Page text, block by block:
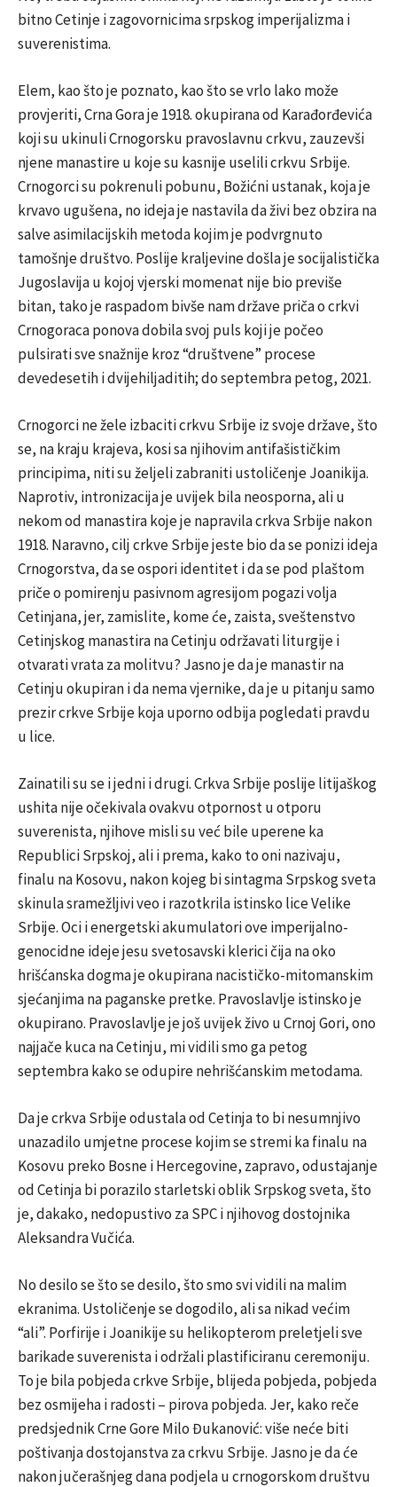
bitno Cetinje i zagovornicima srpskog imperijalizma i
suverenistima.
Elem, kao što je poznato, kao što se vrlo lako može
provjeriti, Crna Gora je 1918. okupirana od Karađorđevića
koji su ukinuli Crnogorsku pravoslavnu crkvu, zauzevši
njene manastire u koje su kasnije uselili crkvu Srbije.
Crnogorci su pokrenuli pobunu, Božićni ustanak, koja je
krvavo ugušena, no ideja je nastavila da živi bez obzira na
salve asimilacijskih metoda kojim je podvrgnuto
tamošnje društvo. Poslije kraljevine došla je socijalistička
Jugoslavija u kojoj vjerski momenat nije bio previše
bitan, tako je raspadom bivše nam države priča o crkvi
Crnogoraca ponova dobila svoj puls koji je počeo
pulsirati sve snažnije kroz “društvene” procese
devedesetih i dvijehiljaditih; do septembra petog, 2021.
Crnogorci ne žele izbaciti crkvu Srbije iz svoje države, što
se, na kraju krajeva, kosi sa njihovim antifašističkim
principima, niti su željeli zabraniti ustoličenje Joanikija.
Naprotiv, intronizacija je uvijek bila neosporna, ali u
nekom od manastira koje je napravila crkva Srbije nakon
1918. Naravno, cilj crkve Srbije jeste bio da se ponizi ideja
Crnogorstva, da se ospori identitet i da se pod plaštom
priče o pomirenju pasivnom agresijom pogazi volja
Cetinjana, jer, zamislite, kome će, zaista, sveštenstvo
Cetinjskog manastira na Cetinju održavati liturgije i
otvarati vrata za molitvu? Jasno je da je manastir na
Cetinju okupiran i da nema vjernike, da je u pitanju samo
prezir crkve Srbije koja uporno odbija pogledati pravdu
u lice.
Zainatili su se i jedni i drugi. Crkva Srbije poslije litijaškog
ushita nije očekivala ovakvu otpornost u otporu
suverenista, njihove misli su već bile uperene ka
Republici Srpskoj, ali i prema, kako to oni nazivaju,
finalu na Kosovu, nakon kojeg bi sintagma Srpskog sveta
skinula sramežljivi veo i razotkrila istinsko lice Velike
Srbije. Oci i energetski akumulatori ove imperijalno-
genocidne ideje jesu svetosavski klerici čija na oko
hrišćanska dogma je okupirana nacističko-mitomanskim
sjećanjima na paganske pretke. Pravoslavlje istinsko je
okupirano. Pravoslavlje je još uvijek živo u Crnoj Gori, ono
najjače kuca na Cetinju, mi vidili smo ga petog
septembra kako se odupire nehrišćanskim metodama.
Da je crkva Srbije odustala od Cetinja to bi nesumnjivo
unazadilo umjetne procese kojim se stremi ka finalu na
Kosovu preko Bosne i Hercegovine, zapravo, odustajanje
od Cetinja bi porazilo starletski oblik Srpskog sveta, što
je, dakako, nedopustivo za SPC i njihovog dostojnika
Aleksandra Vučića.
No desilo se što se desilo, što smo svi vidili na malim
ekranima. Ustoličenje se dogodilo, ali sa nikad većim
“ali”. Porfirije i Joanikije su helikopterom preletjeli sve
barikade suverenista i održali plastificiranu ceremoniju.
To je bila pobjeda crkve Srbije, blijeda pobjeda, pobjeda
bez osmijeha i radosti – pirova pobjeda. Jer, kako reče
predsjednik Crne Gore Milo Đukanović: više neće biti
poštivanja dostojanstva za crkvu Srbije. Jasno je da će
nakon jučerašnjeg dana podjela u crnogorskom društvu